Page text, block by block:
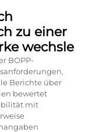
zu einer
wechsle
BOPP-
Berichte über
bewertet
mit